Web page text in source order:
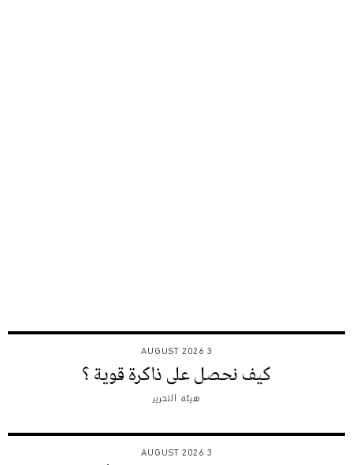
3 AUGUST 2026
كيف نحصل على ذاكرة قوية ؟
هيئة التحرير
3 AUGUST 2026